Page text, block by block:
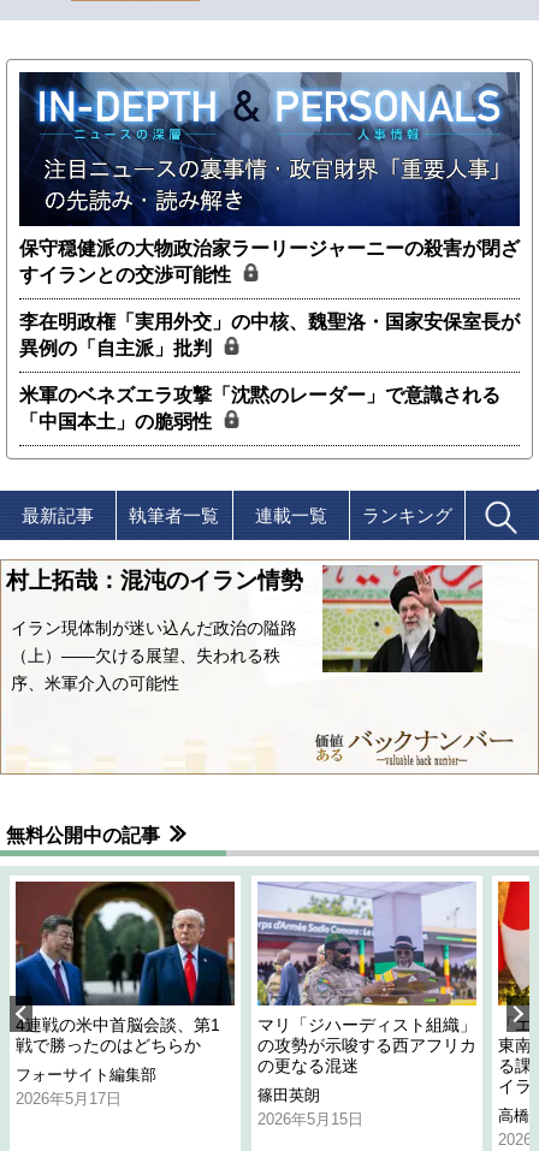
保守穏健派の大物政治家ラーリージャーニーの殺害が閉ざ
すイランとの交渉可能性
李在明政権「実用外交」の中核、魏聖洛・国家安保室長が
異例の「自主派」批判
米軍のベネズエラ攻撃「沈黙のレーダー」で意識される
「中国本土」の脆弱性
最新記事 執筆者一覧 連載一覧 ランキング
村上拓哉：混沌のイラン情勢
イラン現体制が迷い込んだ政治の隘路
（上）――欠ける展望、失われる秩
序、米軍介入の可能性
無料公開中の記事
4連戦の米中首脳会談、第1
戦で勝ったのはどちらか
フォーサイト編集部
2026年5月17日
マリ「ジハーディスト組織」
の攻勢が示唆する西アフリカ
の更なる混迷
篠田英朗
2026年5月15日
「
東南
る課
イラ
高橋
2026